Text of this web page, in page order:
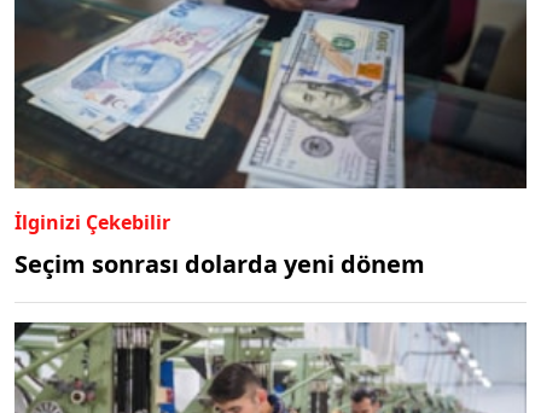
İlginizi Çekebilir
Seçim sonrası dolarda yeni dönem